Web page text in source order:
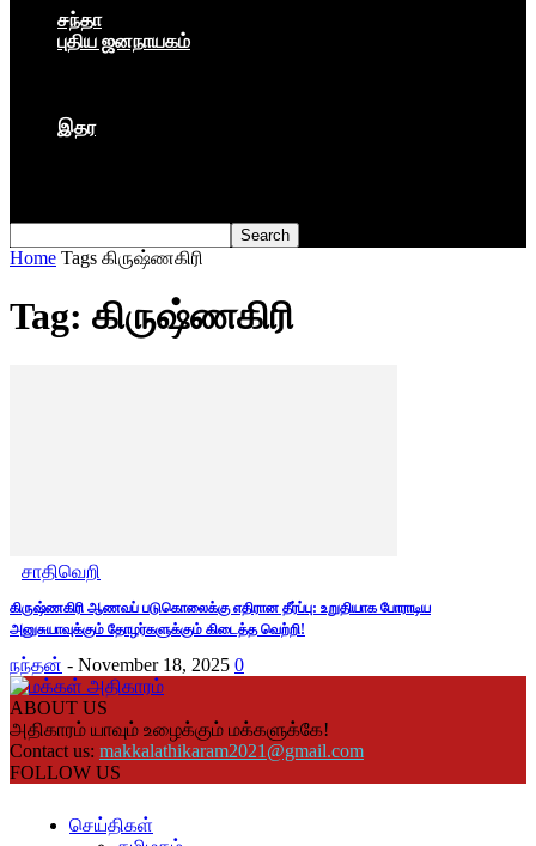
சந்தா
புதிய ஜனநாயகம்
இதர
Home Tags கிருஷ்ணகிரி
Tag: கிருஷ்ணகிரி
சாதிவெறி
கிருஷ்ணகிரி ஆணவப் படுகொலைக்கு எதிரான தீர்ப்பு: உறுதியாக போராடிய
அனுசுயாவுக்கும் தோழர்களுக்கும் கிடைத்த வெற்றி!
நந்தன் - November 18, 2025 0
ABOUT US
அதிகாரம் யாவும் உழைக்கும் மக்களுக்கே!
Contact us: makkalathikaram2021@gmail.com
FOLLOW US
செய்திகள்